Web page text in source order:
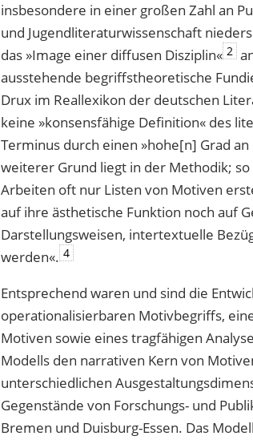
insbesondere in einer großen Zahl an
und Jugendliteraturwissenschaft
das »Image einer diffusen Disziplin« 2
ausstehende begriffstheoretische
Drux im Reallexikon der deutschen
keine »konsensfähige Definition« des
Terminus durch einen »hohe[n] Grad
weiterer Grund liegt in der Methodik;
Arbeiten oft nur Listen von Motiven
auf ihre ästhetische Funktion noch auf
Darstellungsweisen, intertextuelle
werden«. 4
Entsprechend waren und sind die
operationalisierbaren Motivbegriffs,
Motiven sowie eines tragfähigen
Modells den narrativen Kern von
unterschiedlichen
Gegenstände von Forschungs- und
Bremen und Duisburg-Essen. Das